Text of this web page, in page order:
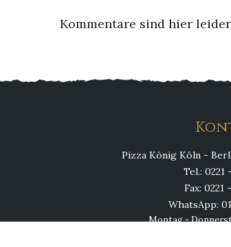
Kommentare sind hier
Pizza König Köln -
Tel.: 0221
Fax: 0221
WhatsApp:
Montag -